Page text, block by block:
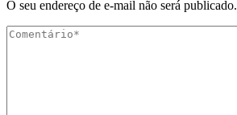
O seu endereço de e-mail não será publicado.